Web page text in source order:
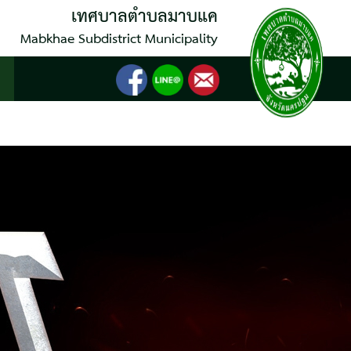
เทศบาลตำบลมาบแค
Mabkhae Subdistrict Municipality